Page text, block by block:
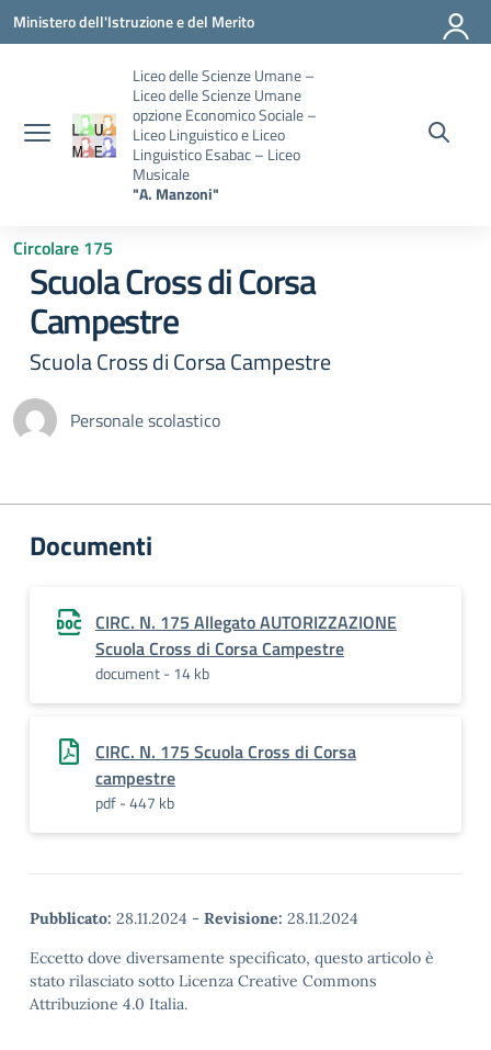
Vai ai contenuti
Vai al menu di navigazione
Vai al footer
Ministero dell'Istruzione e del Merito
Liceo delle Scienze Umane –
Liceo delle Scienze Umane
opzione Economico Sociale –
Liceo Linguistico e Liceo
Linguistico Esabac – Liceo
Musicale
"A. Manzoni"
Circolare 175
Scuola Cross di Corsa
Campestre
Scuola Cross di Corsa Campestre
Personale scolastico
Documenti
CIRC. N. 175 Allegato AUTORIZZAZIONE
Scuola Cross di Corsa Campestre
document - 14 kb
CIRC. N. 175 Scuola Cross di Corsa
campestre
pdf - 447 kb
Pubblicato: 28.11.2024 - Revisione: 28.11.2024
Eccetto dove diversamente specificato, questo articolo è
stato rilasciato sotto Licenza Creative Commons
Attribuzione 4.0 Italia.